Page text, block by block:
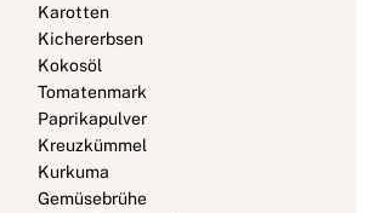
Karotten
Kichererbsen
Kokosöl
Tomatenmark
Paprikapulver
Kreuzkümmel
Kurkuma
Gemüsebrühe